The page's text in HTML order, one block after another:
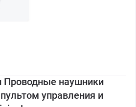
Проводные наушники
управления и